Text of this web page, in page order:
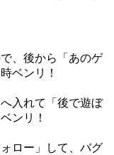
、後から「あのゲ
ベンリ！
入れて「後で遊ぼ
ンリ！
ロー」して、バグ